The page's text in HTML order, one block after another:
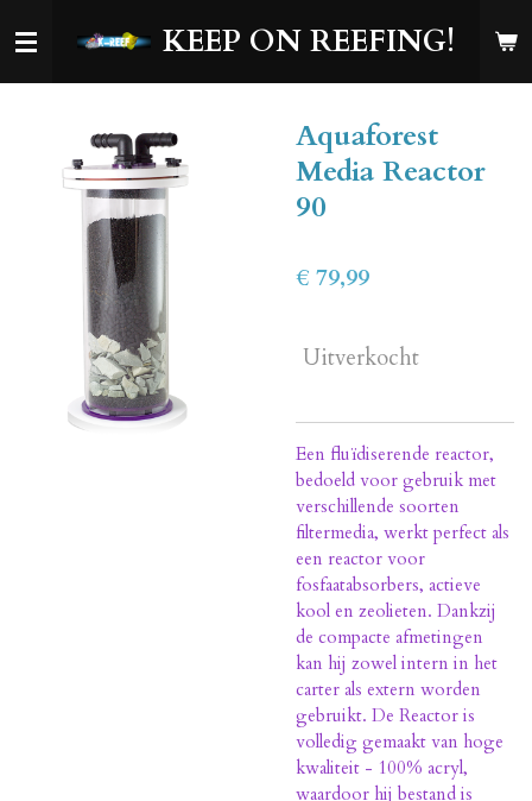
direct
KEEP ON REEFING!
Aquaforest
Media Reactor
90
€ 79,99
Uitverkocht
Een fluïdiserende reactor,
bedoeld voor gebruik met
verschillende soorten
filtermedia, werkt perfect als
een reactor voor
fosfaatabsorbers, actieve
kool en zeolieten. Dankzij
de compacte afmetingen
kan hij zowel intern in het
carter als extern worden
gebruikt. De Reactor is
volledig gemaakt van hoge
kwaliteit - 100% acryl,
waardoor hij bestand is